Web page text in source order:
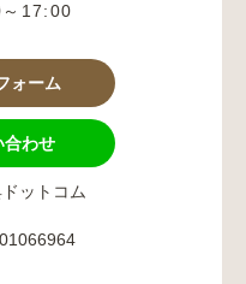
17:00
ォーム
合わせ
ットコム